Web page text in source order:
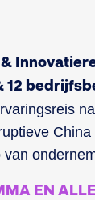
12
van
EN